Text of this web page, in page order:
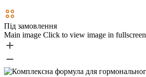
Під замовлення
Main image Click to view image in fullscreen